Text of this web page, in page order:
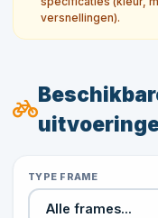
versnellingen).
TYPE FRAME